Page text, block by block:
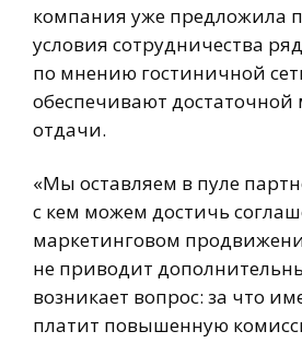
компания уже предложила
условия сотрудничества
по мнению гостиничной
обеспечивают достаточной
отдачи.
«Мы оставляем в пуле
с кем можем достичь
маркетинговом
не приводит
возникает вопрос: за что
платит повышенную